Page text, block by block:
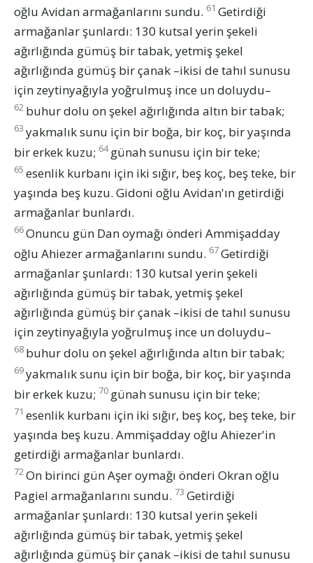
oğlu Avidan armağanlarını sundu. 61 Getirdiği
armağanlar şunlardı: 130 kutsal yerin şekeli
ağırlığında gümüş bir tabak, yetmiş şekel
ağırlığında gümüş bir çanak –ikisi de tahıl sunusu
için zeytinyağıyla yoğrulmuş ince un doluydu–
62 buhur dolu on şekel ağırlığında altın bir tabak;
63 yakmalık sunu için bir boğa, bir koç, bir yaşında
bir erkek kuzu; 64 günah sunusu için bir teke;
65 esenlik kurbanı için iki sığır, beş koç, beş teke, bir
yaşında beş kuzu. Gidoni oğlu Avidan'ın getirdiği
armağanlar bunlardı.
66Onuncu gün Dan oymağı önderi Ammişadday
oğlu Ahiezer armağanlarını sundu. 67Getirdiği
armağanlar şunlardı: 130 kutsal yerin şekeli
ağırlığında gümüş bir tabak, yetmiş şekel
ağırlığında gümüş bir çanak –ikisi de tahıl sunusu
için zeytinyağıyla yoğrulmuş ince un doluydu–
68 buhur dolu on şekel ağırlığında altın bir tabak;
69yakmalık sunu için bir boğa, bir koç, bir yaşında
bir erkek kuzu; 70 günah sunusu için bir teke;
71 esenlik kurbanı için iki sığır, beş koç, beş teke, bir
yaşında beş kuzu. Ammişadday oğlu Ahiezer'in
getirdiği armağanlar bunlardı.
72 On birinci gün Aşer oymağı önderi Okran oğlu
Pagiel armağanlarını sundu. 73 Getirdiği
armağanlar şunlardı: 130 kutsal yerin şekeli
ağırlığında gümüş bir tabak, yetmiş şekel
ağırlığında gümüş bir çanak –ikisi de tahıl sunusu